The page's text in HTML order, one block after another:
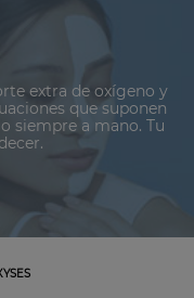
extra de oxígeno y
que suponen
siempre a mano. Tu